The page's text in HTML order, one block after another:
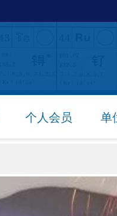
个人会员 单